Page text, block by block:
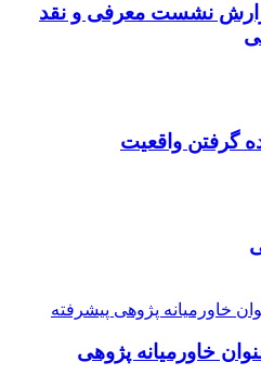
نشست معرفی و نقد
گرفتن واقعیت
خاورمیانه پژوهی